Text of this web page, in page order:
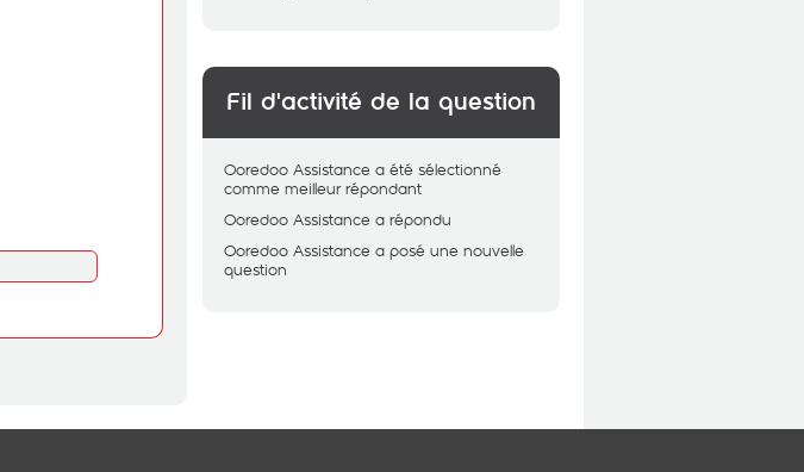
Fil d'activité de la question
Ooredoo Assistance a été sélectionné
comme meilleur répondant
Ooredoo Assistance a répondu
Ooredoo Assistance a posé une nouvelle
question